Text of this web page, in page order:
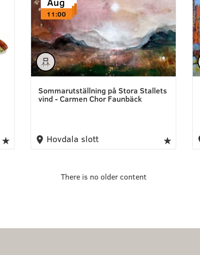
Sommarutställning på Stora Stallets
vind - Carmen Chor Faunbäck
11:00
11:00
11:00
Hovdala slott
There is no older content